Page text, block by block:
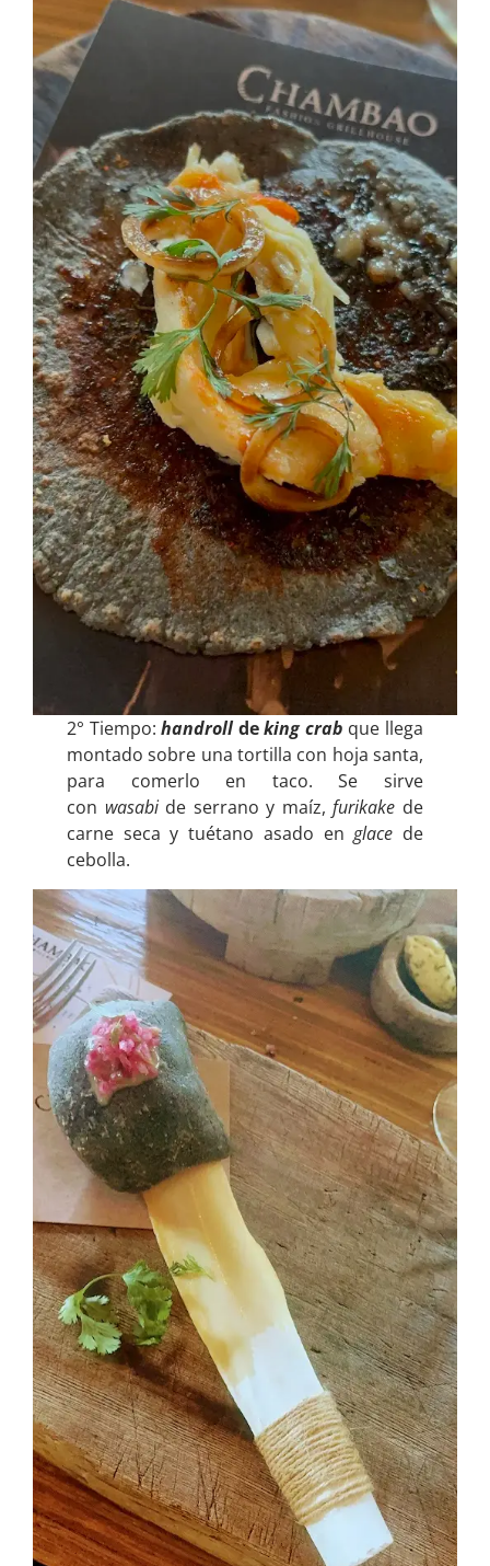
2° Tiempo:handrolldeking crab que llega
montado sobre una tortilla con hoja santa,
para comerlo en taco. Se sirve
con wasabide serrano y maíz,furikake de
carne seca y tuétano asado englace de
cebolla.